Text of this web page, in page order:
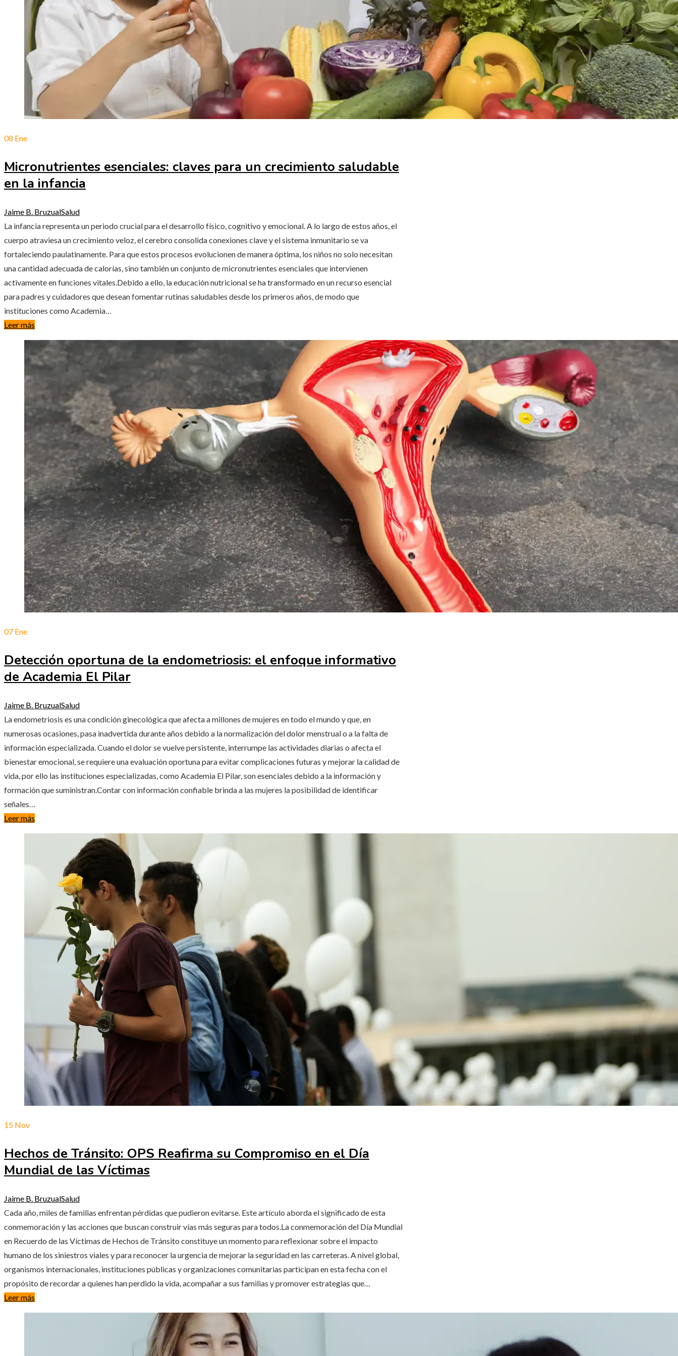
08 Ene
Micronutrientes esenciales: claves para un crecimiento saludable
en la infancia
Jaime B. BruzualSalud
La infancia representa un periodo crucial para el desarrollo físico, cognitivo y emocional. A lo largo de estos años, el
cuerpo atraviesa un crecimiento veloz, el cerebro consolida conexiones clave y el sistema inmunitario se va
fortaleciendo paulatinamente. Para que estos procesos evolucionen de manera óptima, los niños no solo necesitan
una cantidad adecuada de calorías, sino también un conjunto de micronutrientes esenciales que intervienen
activamente en funciones vitales.Debido a ello, la educación nutricional se ha transformado en un recurso esencial
para padres y cuidadores que desean fomentar rutinas saludables desde los primeros años, de modo que
instituciones como Academia…
Leer más
07 Ene
Detección oportuna de la endometriosis: el enfoque informativo
de Academia El Pilar
Jaime B. BruzualSalud
La endometriosis es una condición ginecológica que afecta a millones de mujeres en todo el mundo y que, en
numerosas ocasiones, pasa inadvertida durante años debido a la normalización del dolor menstrual o a la falta de
información especializada. Cuando el dolor se vuelve persistente, interrumpe las actividades diarias o afecta el
bienestar emocional, se requiere una evaluación oportuna para evitar complicaciones futuras y mejorar la calidad de
vida, por ello las instituciones especializadas, como Academia El Pilar, son esenciales debido a la información y
formación que suministran.Contar con información confiable brinda a las mujeres la posibilidad de identificar
señales…
Leer más
15 Nov
Hechos de Tránsito: OPS Reafirma su Compromiso en el Día
Mundial de las Víctimas
Jaime B. BruzualSalud
Cada año, miles de familias enfrentan pérdidas que pudieron evitarse. Este artículo aborda el significado de esta
conmemoración y las acciones que buscan construir vías más seguras para todos.La conmemoración del Día Mundial
en Recuerdo de las Víctimas de Hechos de Tránsito constituye un momento para reflexionar sobre el impacto
humano de los siniestros viales y para reconocer la urgencia de mejorar la seguridad en las carreteras. A nivel global,
organismos internacionales, instituciones públicas y organizaciones comunitarias participan en esta fecha con el
propósito de recordar a quienes han perdido la vida, acompañar a sus familias y promover estrategias que…
Leer más